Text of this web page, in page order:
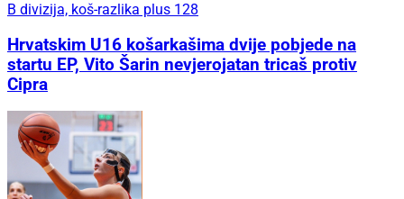
B divizija, koš-razlika plus 128
Hrvatskim U16 košarkašima dvije pobjede na
startu EP, Vito Šarin nevjerojatan tricaš protiv
Cipra